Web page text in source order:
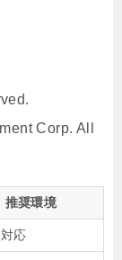
Corp. All
推奨環境
応